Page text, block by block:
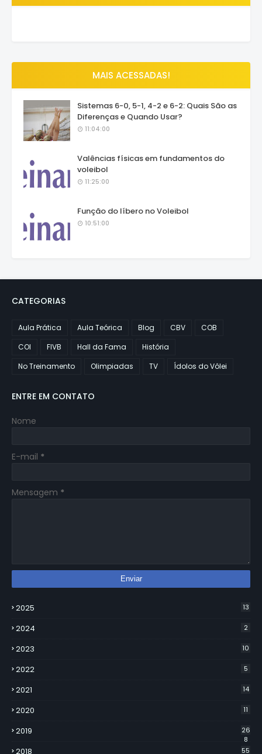
MAIS ACESSADAS!
Sistemas 6-0, 5-1, 4-2 e 6-2: Quais São as
Diferenças e Quando Usar?
11:04:00
Valências físicas em fundamentos do
voleibol
11:25:00
Função do líbero no Voleibol
10:51:00
CATEGORIAS
Aula Prática Aula Teórica Blog CBV
COB
COI
FIVB Hall da Fama
História
No Treinamento
Olimpiadas TV Ídolos do Vôlei
ENTRE EM CONTATO
Nome
E-mail *
Mensagem *
2025 13
2024 2
2023 10
2022 5
2021 14
2020 11
2019
26
8
2018 55